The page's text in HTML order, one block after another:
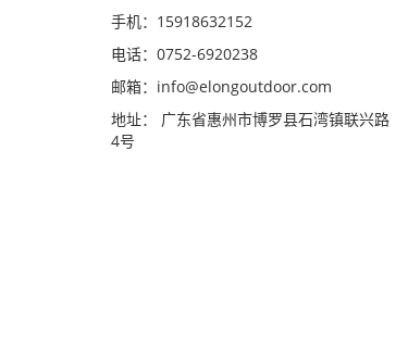
手机：15918632152
电话：0752-6920238
邮箱： info@elongoutdoor.com
地址： 广东省惠州市博罗县石湾镇联兴路
4号